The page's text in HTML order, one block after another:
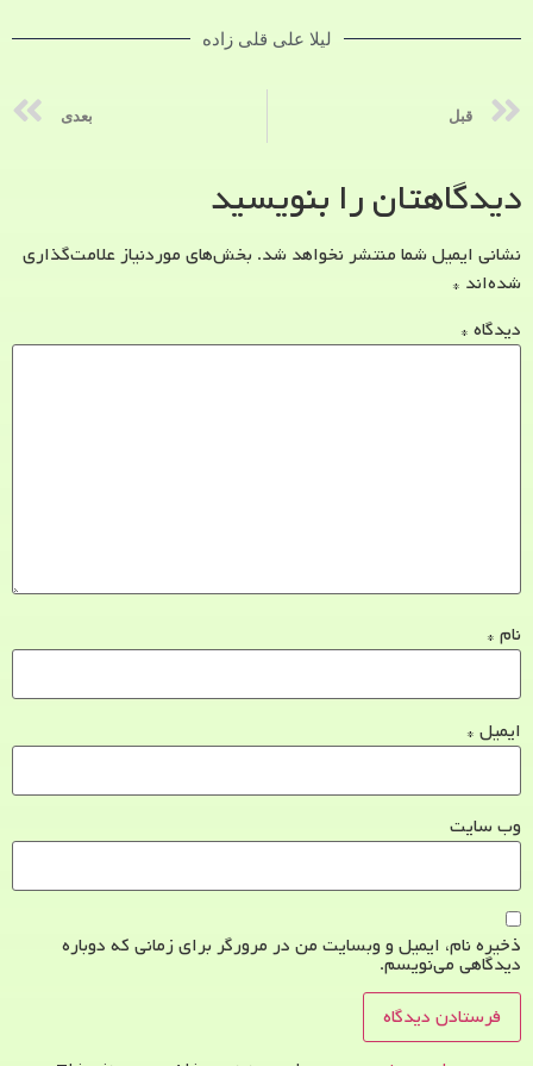
لیلا علی قلی زاده
قبل بعدی
دیدگاهتان را بنویسید
نشانی ایمیل شما منتشر نخواهد شد. بخش‌های موردنیاز علامت‌گذاری
شده‌اند *
دیدگاه *
نام *
ایمیل *
وب‌ سایت
ذخیره نام، ایمیل و وبسایت من در مرورگر برای زمانی که دوباره
دیدگاهی می‌نویسم.